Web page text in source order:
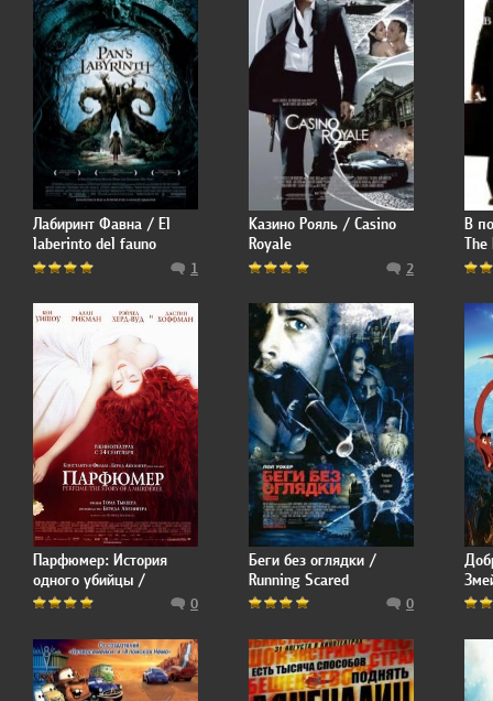
Лабиринт Фавна / El
laberinto del fauno
1
Казино Рояль / Casino
Royale
2
В
The
Парфюмер: История
одного убийцы /
Perfume: The Story of a 0
Беги без оглядки /
Running Scared
0